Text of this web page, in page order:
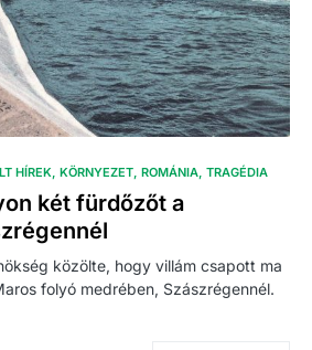
HÍREK KÖRNYEZET ROMÁNIA TRAGÉDIA
két fürdőzőt a
közölte, hogy villám csapott ma
folyó medrében, Szászrégennél.